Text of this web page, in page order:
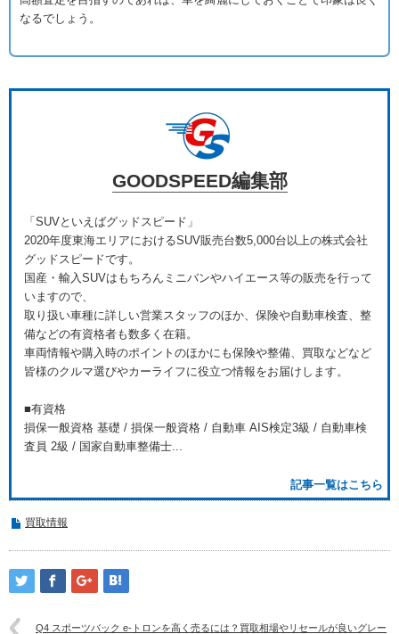
なるでしょう。
GOODSPEED編集部
「SUVといえばグッドスピード」
2020年度東海エリアにおけるSUV販売台数5,000台以上の株式会社
グッドスピードです。
国産・輸入SUVはもちろんミニバンやハイエース等の販売を行って
いますので、
取り扱い車種に詳しい営業スタッフのほか、保険や自動車検査、整
備などの有資格者も数多く在籍。
車両情報や購入時のポイントのほかにも保険や整備、買取などなど
皆様のクルマ選びやカーライフに役立つ情報をお届けします。
■有資格
損保一般資格 基礎 / 損保一般資格 / 自動車 AIS検定3級 / 自動車検
査員 2級 / 国家自動車整備士...
記事一覧はこちら
買取情報
Q4 スポーツバック e-トロンを高く売るには？買取相場やリセールが良いグレー